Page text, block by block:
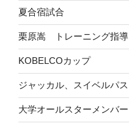
夏合宿試合
栗原嵩 トレーニング指導
KOBELCOカップ
ジャッカル、スイベルパス
大学オールスターメンバー